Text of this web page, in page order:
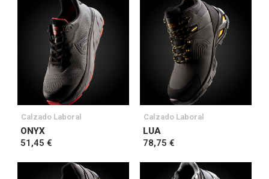
Calzado Laboral
ONYX
51,45 €
Calzado Laboral
LUA
78,75 €